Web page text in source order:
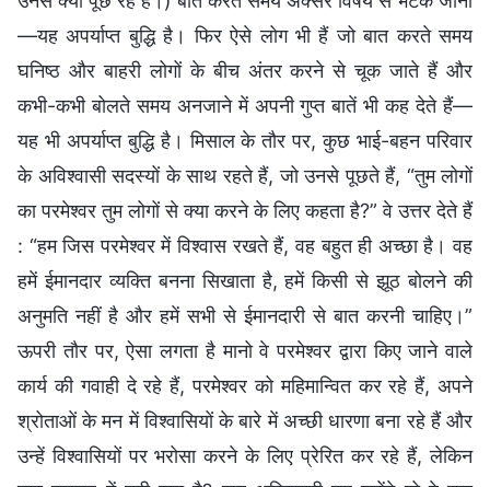
—यह अपर्याप्त बुद्धि है। फिर ऐसे लोग भी हैं जो बात करते समय
घनिष्ठ और बाहरी लोगों के बीच अंतर करने से चूक जाते हैं और
कभी-कभी बोलते समय अनजाने में अपनी गुप्त बातें भी कह देते हैं—
यह भी अपर्याप्त बुद्धि है। मिसाल के तौर पर, कुछ भाई-बहन परिवार
के अविश्वासी सदस्यों के साथ रहते हैं, जो उनसे पूछते हैं, “तुम लोगों
का परमेश्वर तुम लोगों से क्या करने के लिए कहता है?” वे उत्तर देते हैं
: “हम जिस परमेश्वर में विश्वास रखते हैं, वह बहुत ही अच्छा है। वह
हमें ईमानदार व्यक्ति बनना सिखाता है, हमें किसी से झूठ बोलने की
अनुमति नहीं है और हमें सभी से ईमानदारी से बात करनी चाहिए।”
ऊपरी तौर पर, ऐसा लगता है मानो वे परमेश्वर द्वारा किए जाने वाले
कार्य की गवाही दे रहे हैं, परमेश्वर को महिमान्वित कर रहे हैं, अपने
श्रोताओं के मन में विश्वासियों के बारे में अच्छी धारणा बना रहे हैं और
उन्हें विश्वासियों पर भरोसा करने के लिए प्रेरित कर रहे हैं, लेकिन